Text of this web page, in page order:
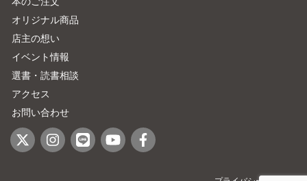
オリジナル商品
店主の想い
イベント情報
選書・読書相談
アクセス
お問い合わせ